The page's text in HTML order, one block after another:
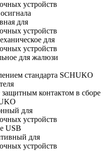
устройств
для
устройств
для
устройств
для жалюзи
стандарта SCHUKO
защитным контактом в сборе
для
устройств
USB
для
устройств